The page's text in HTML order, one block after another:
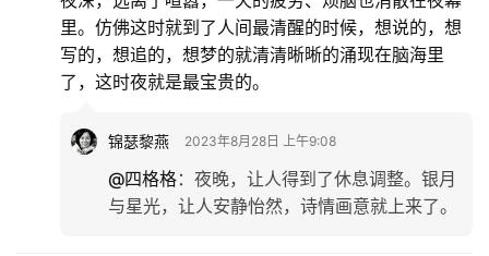
里。仿佛这时就到了人间最清醒的时候，想说的，想
写的，想追的，想梦的就清清晰晰的涌现在脑海里
了，这时夜就是最宝贵的。
锦瑟黎燕 2023年8月28日 上午9:08
@四格格： 夜晚，让人得到了休息调整。银月
与星光，让人安静怡然，诗情画意就上来了。